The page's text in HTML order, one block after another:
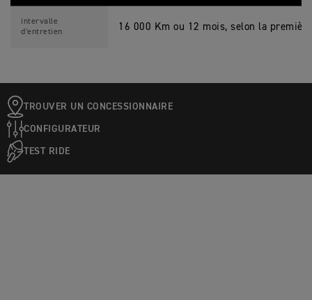
intervalle
d'entretien
16 000 Km ou 12 mois, selon la
TROUVER UN CONCESSIONNAIRE
CONFIGURATEUR
TEST RIDE